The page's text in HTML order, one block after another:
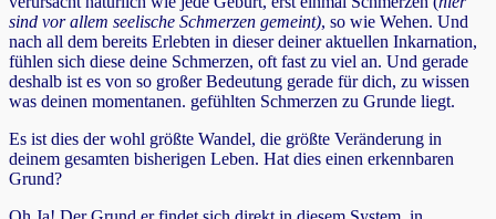
sind vor allem seelische Schmerzen gemeint), so wie Wehen. Und
nach all dem bereits Erlebten in dieser deiner aktuellen Inkarnation,
fühlen sich diese deine Schmerzen, oft fast zu viel an. Und gerade
deshalb ist es von so großer Bedeutung gerade für dich, zu wissen
was deinen momentanen. gefühlten Schmerzen zu Grunde liegt.
Es ist dies der wohl größte Wandel, die größte Veränderung in
deinem gesamten bisherigen Leben. Hat dies einen erkennbaren
Grund?